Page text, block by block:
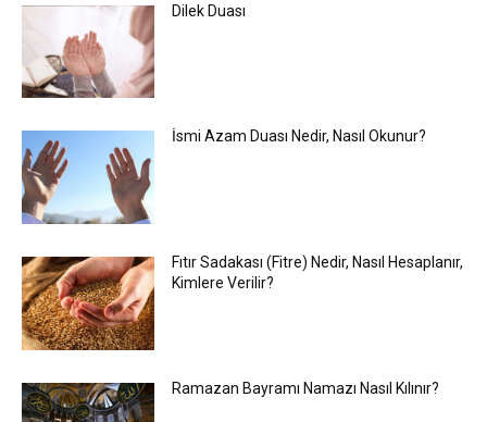
Dilek Duası
İsmi Azam Duası Nedir, Nasıl Okunur?
Fıtır Sadakası (Fitre) Nedir, Nasıl Hesaplanır,
Kimlere Verilir?
Ramazan Bayramı Namazı Nasıl Kılınır?